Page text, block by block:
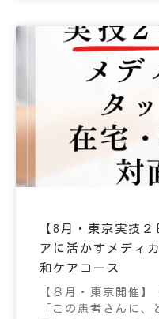
【8月・東京実技
アに活かすメディ
和ケアコース
【８月・東京開催
「この患者さんに